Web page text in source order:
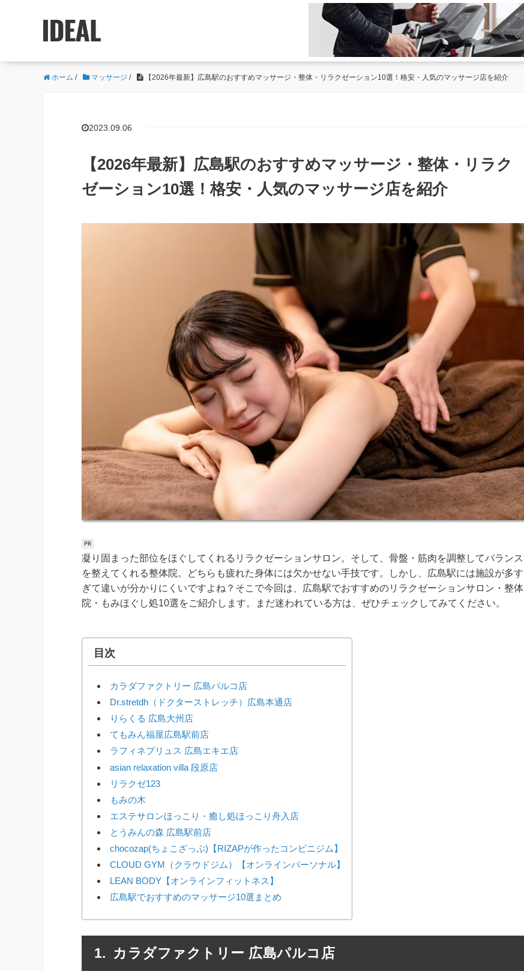
ホーム / マッサージ / 【2026年最新】広島駅のおすすめマッサージ・整体・リラクゼーション10選！格安・人気のマッサージ店を紹介
2023.09.06
【2026年最新】広島駅のおすすめマッサージ・整体・リラク
ゼーション10選！格安・人気のマッサージ店を紹介
凝り固まった部位をほぐしてくれるリラクゼーションサロン。そして、骨盤・筋肉を調整してバランス
を整えてくれる整体院。どちらも疲れた身体には欠かせない手技です。しかし、広島駅には施設が多す
ぎて違いが分かりにくいですよね？そこで今回は、広島駅でおすすめのリラクゼーションサロン・整体
院・もみほぐし処10選をご紹介します。まだ迷われている方は、ぜひチェックしてみてください。
目次
カラダファクトリー 広島パルコ店
Dr.stretdh（ドクターストレッチ）広島本通店
りらくる 広島大州店
てもみん福屋広島駅前店
ラフィネプリュス 広島エキエ店
asian relaxation villa 段原店
リラクゼ123
もみの木
エステサロンほっこり・癒し処ほっこり舟入店
とうみんの森 広島駅前店
chocozap(ちょこざっぷ)【RIZAPが作ったコンビニジム】
CLOUD GYM（クラウドジム）【オンラインパーソナル】
LEAN BODY【オンラインフィットネス】
広島駅でおすすめのマッサージ10選まとめ
カラダファクトリー 広島パルコ店